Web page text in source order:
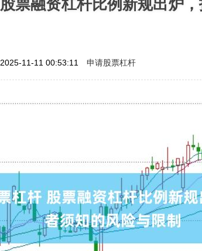
票融资杠杆比例新规出炉
2025-11-11 00:53:11 申请股票杠杆